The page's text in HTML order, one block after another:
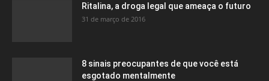
Ritalina, a droga legal que ameaça o futuro
31 de março de 2016
8 sinais preocupantes de que você está
esgotado mentalmente